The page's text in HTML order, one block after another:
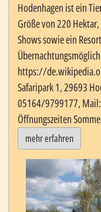
Hodenhagen ist ein
Größe von 220
Shows sowie ein
https://
Safaripark 1, 29693
05164/9799177,
Öffnungszeiten
mehr erfahren